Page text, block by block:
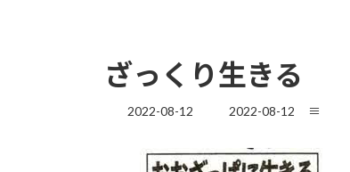
ざっくり生きる
2022-08-12
最
新
2022-08-12 ≡